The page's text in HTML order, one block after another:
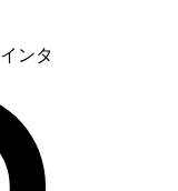
ンタ